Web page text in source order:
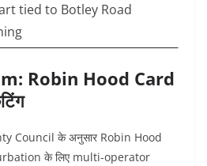
tied to Botley Road
Robin Hood Card
Council के अनुसार Robin Hood
के लिए multi-operator